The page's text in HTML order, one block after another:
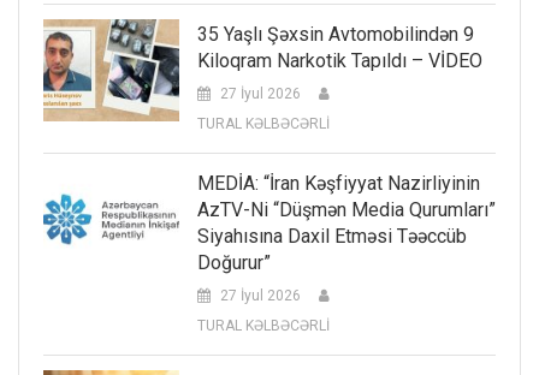
35 Yaşlı Şəxsin Avtomobilindən 9
Kiloqram Narkotik Tapıldı – VİDEO
27 İyul 2026
TURAL KƏLBƏCƏRLİ
MEDİA: “İran Kəşfiyyat Nazirliyinin
AzTV-Ni “düşmən Media Qurumları”
Siyahısına Daxil Etməsi Təəccüb
Doğurur”
27 İyul 2026
TURAL KƏLBƏCƏRLİ